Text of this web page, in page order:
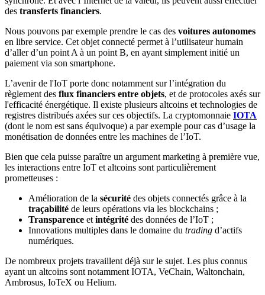
des transferts financiers.
Nous pouvons par exemple prendre le cas des voitures autonomes
en libre service. Cet objet connecté permet à l’utilisateur humain
d’aller d’un point A à un point B, en ayant simplement initié un
paiement via son smartphone.
L’avenir de l'IoT porte donc notamment sur l’intégration du
règlement des flux financiers entre objets, et de protocoles axés sur
l'efficacité énergétique. Il existe plusieurs altcoins et technologies de
registres distribués axées sur ces objectifs. La cryptomonnaie IOTA
(dont le nom est sans équivoque) a par exemple pour cas d’usage la
monétisation de données entre les machines de l’IoT.
Bien que cela puisse paraître un argument marketing à première vue,
les interactions entre IoT et altcoins sont particulièrement
prometteuses :
Amélioration de la sécurité des objets connectés grâce à la
traçabilité de leurs opérations via les blockchains ;
Transparence et intégrité des données de l’IoT ;
Innovations multiples dans le domaine du trading d’actifs
numériques.
De nombreux projets travaillent déjà sur le sujet. Les plus connus
ayant un altcoins sont notamment IOTA, VeChain, Waltonchain,
Ambrosus, IoTeX ou Helium.